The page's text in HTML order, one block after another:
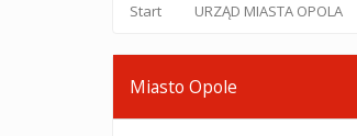
Start URZĄD MIASTA OPOLA
Miasto Opole